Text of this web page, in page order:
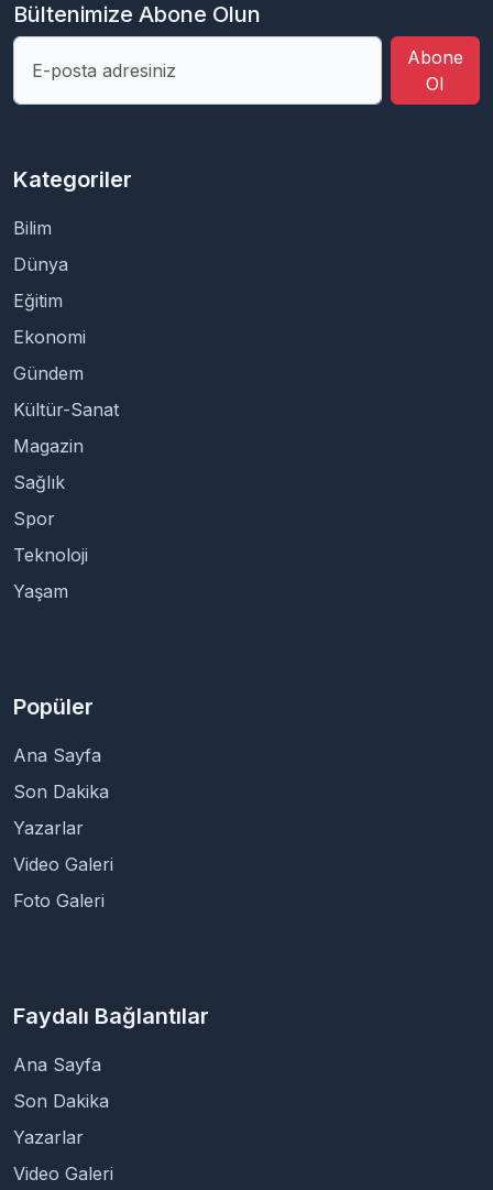
Bültenimize Abone Olun
Abone
Ol
Kategoriler
Bilim
Dünya
Eğitim
Ekonomi
Gündem
Kültür-Sanat
Magazin
Sağlık
Spor
Teknoloji
Yaşam
Popüler
Ana Sayfa
Son Dakika
Yazarlar
Video Galeri
Foto Galeri
Faydalı Bağlantılar
Ana Sayfa
Son Dakika
Yazarlar
Video Galeri